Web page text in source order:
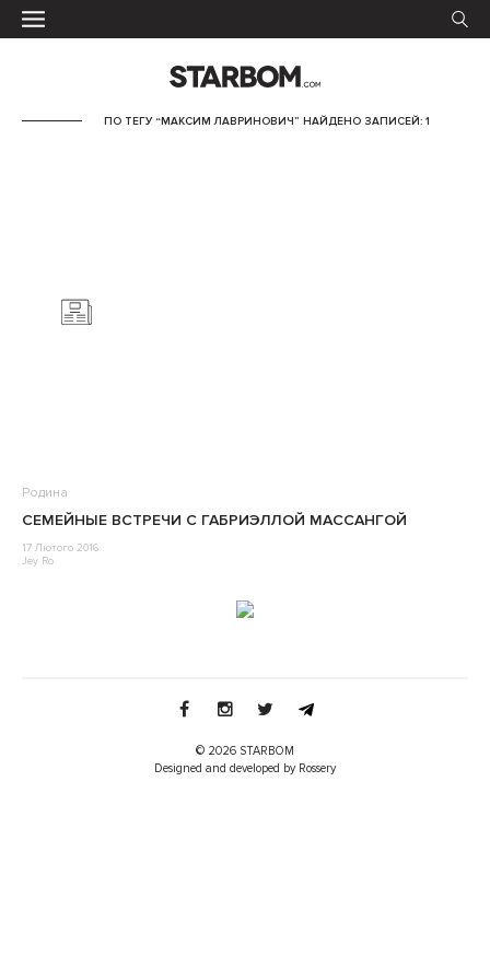
ПО ТЕГУ “МАКСИМ ЛАВРИНОВИЧ” НАЙДЕНО ЗАПИСЕЙ: 1
Родина
СЕМЕЙНЫЕ ВСТРЕЧИ С ГАБРИЭЛЛОЙ МАССАНГОЙ
17 Лютого 2016
Jey Ro
© 2026 STARBOM
Designed and developed by Rossery